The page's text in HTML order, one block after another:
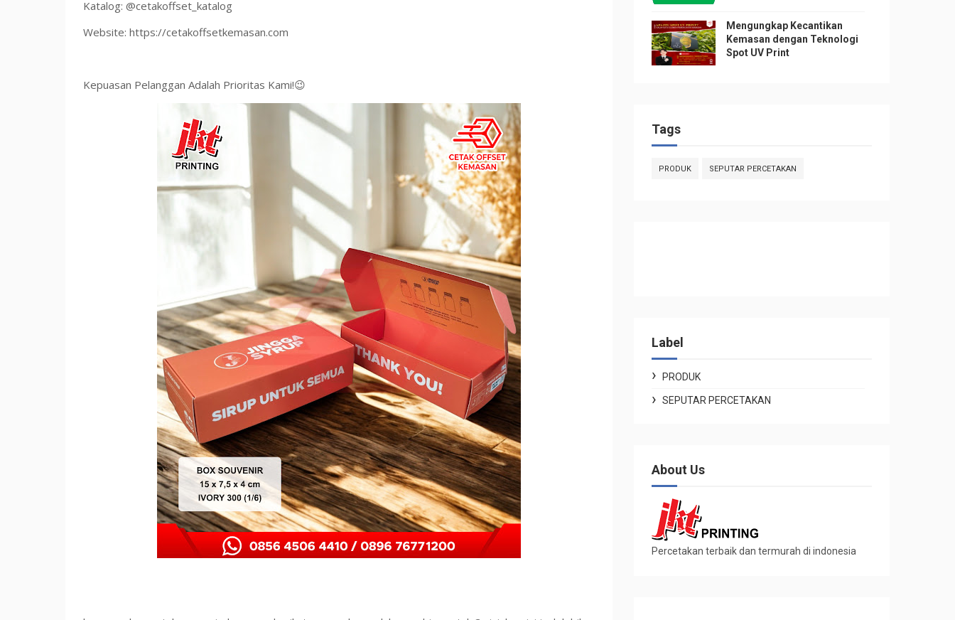
Katalog: @cetakoffset_katalog
Website: https://cetakoffsetkemasan.com
Kepuasan Pelanggan Adalah Prioritas Kami!😉
Mengungkap Kecantikan
Kemasan dengan Teknologi
Spot UV Print
Tags
PRODUK SEPUTAR PERCETAKAN
Label
PRODUK
SEPUTAR PERCETAKAN
About Us
Percetakan terbaik dan termurah di indonesia